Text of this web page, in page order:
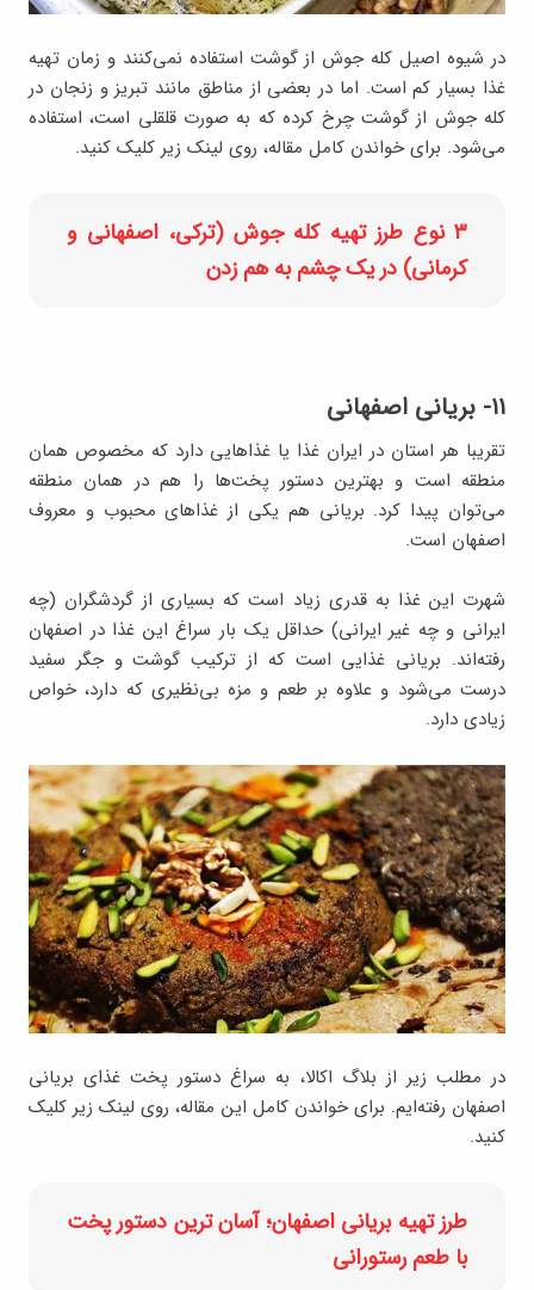
در شیوه اصیل کله جوش از گوشت استفاده نمی‌کنند و زمان تهیه
غذا بسیار کم است. اما در بعضی از مناطق مانند تبریز و زنجان در
کله جوش از گوشت چرخ کرده که به صورت قلقلی است، استفاده
می‌شود. برای خواندن کامل مقاله، روی لینک زیر کلیک کنید.
۳ نوع طرز تهیه کله جوش (ترکی، اصفهانی و
کرمانی) در یک چشم به هم زدن
۱۱- بریانی اصفهانی
تقریبا هر استان در ایران غذا یا غذاهایی دارد که مخصوص همان
منطقه است و بهترین دستور پخت‌ها را هم در همان منطقه
می‌توان پیدا کرد. بریانی هم یکی از غذاهای محبوب و معروف
اصفهان است.
شهرت این غذا به قدری زیاد است که بسیاری از گردشگران (چه
ایرانی و چه غیر ایرانی) حداقل یک بار سراغ این غذا در اصفهان
رفته‌اند. بریانی غذایی است که از ترکیب گوشت و جگر سفید
درست می‌شود و علاوه بر طعم و مزه بی‌نظیری که دارد، خواص
زیادی دارد.
در مطلب زیر از بلاگ اکالا، به سراغ دستور پخت غذای بریانی
اصفهان رفته‌ایم. برای خواندن کامل این مقاله، روی لینک زیر کلیک
کنید.
طرز تهیه بریانی اصفهان؛ آسان ترین دستور پخت
با طعم رستورانی